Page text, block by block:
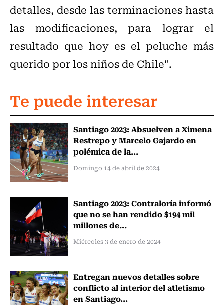
detalles, desde las terminaciones hasta
las modificaciones, para lograr el
resultado que hoy es el peluche más
querido por los niños de Chile".
Te puede interesar
Santiago 2023: Absuelven a Ximena
Restrepo y Marcelo Gajardo en
polémica de la...
Domingo 14 de abril de 2024
Santiago 2023: Contraloría informó
que no se han rendido $194 mil
millones de...
Miércoles 3 de enero de 2024
Entregan nuevos detalles sobre
conflicto al interior del atletismo
en Santiago...